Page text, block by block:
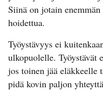
Siinä on jotain
hoidettua.
Työystävyys ei
ulkopuolelle. Työystävät
jos toinen jää eläkkeelle
pidä kovin paljon